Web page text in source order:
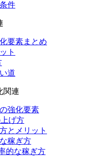
件
要素まとめ
ト
道
関連
強化要素
げ方
とメリット
稼ぎ方
的な稼ぎ方